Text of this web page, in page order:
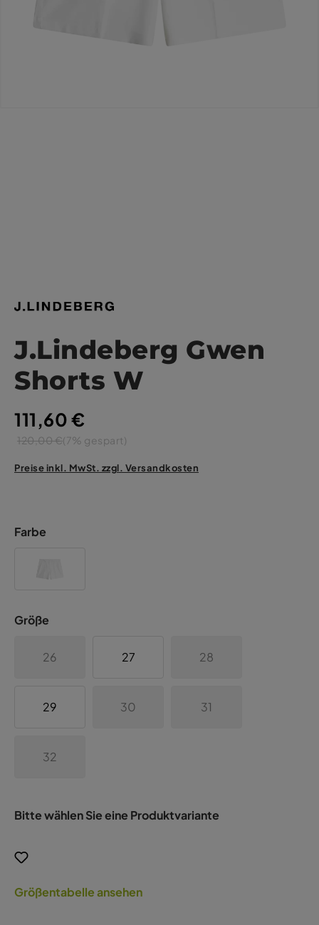
J.Lindeberg Gwen
Shorts W
111,60 €
120,00 €(7% gespart)
Preise inkl. MwSt. zzgl. Versandkosten
Farbe
Größe
26 27 28
29 30 31
32
Bitte wählen Sie eine Produktvariante
Größentabelle ansehen